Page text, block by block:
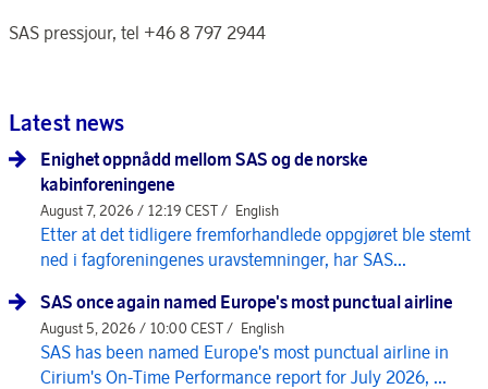
SAS pressjour, tel +46 8 797 2944
Latest news
Enighet oppnådd mellom SAS og de norske
kabinforeningene
August 7, 2026 / 12:19 CEST / English
Etter at det tidligere fremforhandlede oppgjøret ble stemt
ned i fagforeningenes uravstemninger, har SAS...
SAS once again named Europe's most punctual airline
August 5, 2026 / 10:00 CEST / English
SAS has been named Europe's most punctual airline in
Cirium's On-Time Performance report for July 2026, ...